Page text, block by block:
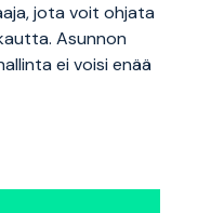
jota voit ohjata
Asunnon
ei voisi enää